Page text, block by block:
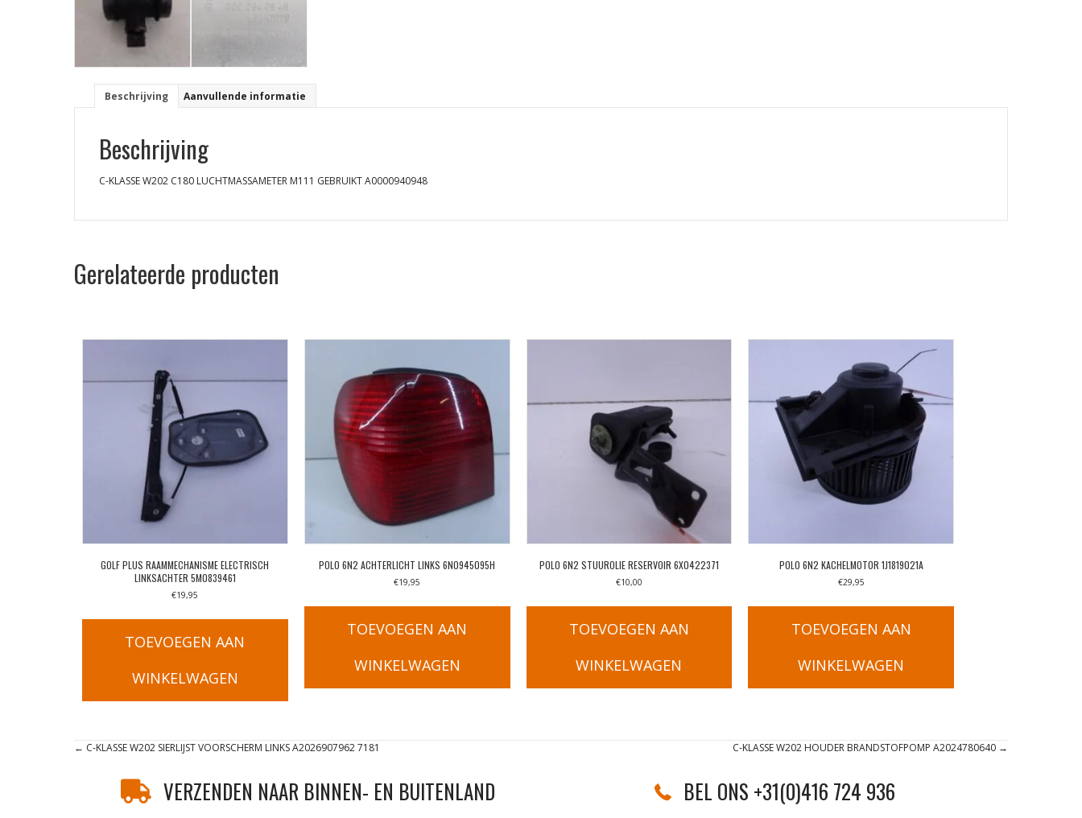
Beschrijving Aanvullende informatie
Beschrijving
C-KLASSE W202 C180 LUCHTMASSAMETER M111 GEBRUIKT A0000940948
Gerelateerde producten
GOLF PLUS RAAMMECHANISME ELECTRISCH
LINKSACHTER 5M0839461
€19,95
TOEVOEGEN AAN
WINKELWAGEN
POLO 6N2 ACHTERLICHT LINKS 6N0945095H
€19,95
TOEVOEGEN AAN
WINKELWAGEN
POLO 6N2 STUUROLIE RESERVOIR 6X0422371
€10,00
TOEVOEGEN AAN
WINKELWAGEN
POLO 6N2 KACHELMOTOR 1J1819021A
€29,95
TOEVOEGEN AAN
WINKELWAGEN
Posts
navigation
← C-KLASSE W202 SIERLIJST VOORSCHERM LINKS A2026907962 7181 C-KLASSE W202 HOUDER BRANDSTOFPOMP A2024780640 →
VERZENDEN NAAR BINNEN- EN BUITENLAND BEL ONS +31(0)416 724 936